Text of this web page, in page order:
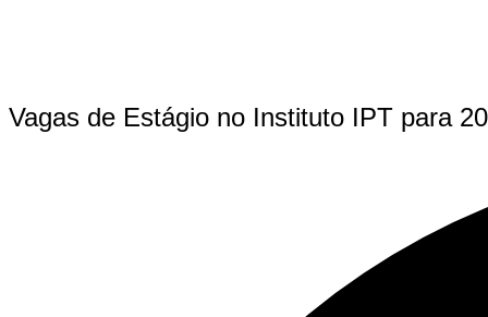
Vagas de Estágio no Instituto IPT para